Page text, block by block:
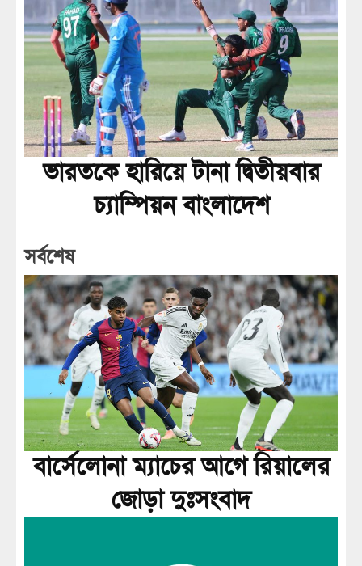
ভারতকে হারিয়ে টানা দ্বিতীয়বার
চ্যাম্পিয়ন বাংলাদেশ
সর্বশেষ
বার্সেলোনা ম্যাচের আগে রিয়ালের
জোড়া দুঃসংবাদ